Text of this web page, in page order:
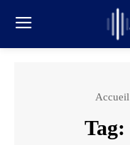
Accueil
Tag: